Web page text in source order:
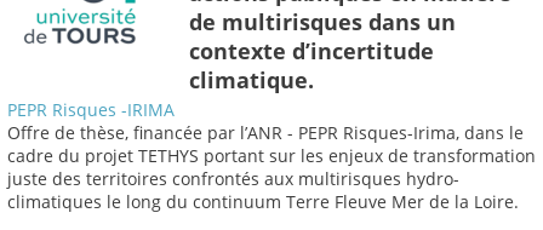
de multirisques dans un
contexte d’incertitude
climatique.
PEPR Risques -IRIMA
Offre de thèse, financée par l’ANR - PEPR Risques-Irima, dans le
cadre du projet TETHYS portant sur les enjeux de transformation
juste des territoires confrontés aux multirisques hydro-
climatiques le long du continuum Terre Fleuve Mer de la Loire.